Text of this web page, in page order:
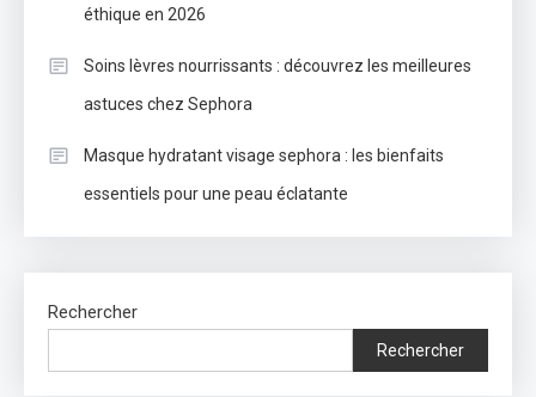
éthique en 2026
Soins lèvres nourrissants : découvrez les meilleures
astuces chez Sephora
Masque hydratant visage sephora : les bienfaits
essentiels pour une peau éclatante
Rechercher
Rechercher